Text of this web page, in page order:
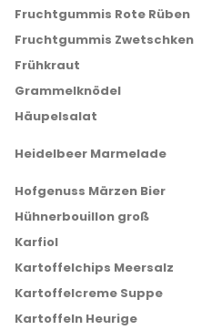
Fruchtgummis Rote Rüben
Fruchtgummis Zwetschken
Frühkraut
Grammelknödel
Häupelsalat
Heidelbeer Marmelade
Hofgenuss Märzen Bier
Hühnerbouillon groß
Karfiol
Kartoffelchips Meersalz
Kartoffelcreme Suppe
Kartoffeln Heurige